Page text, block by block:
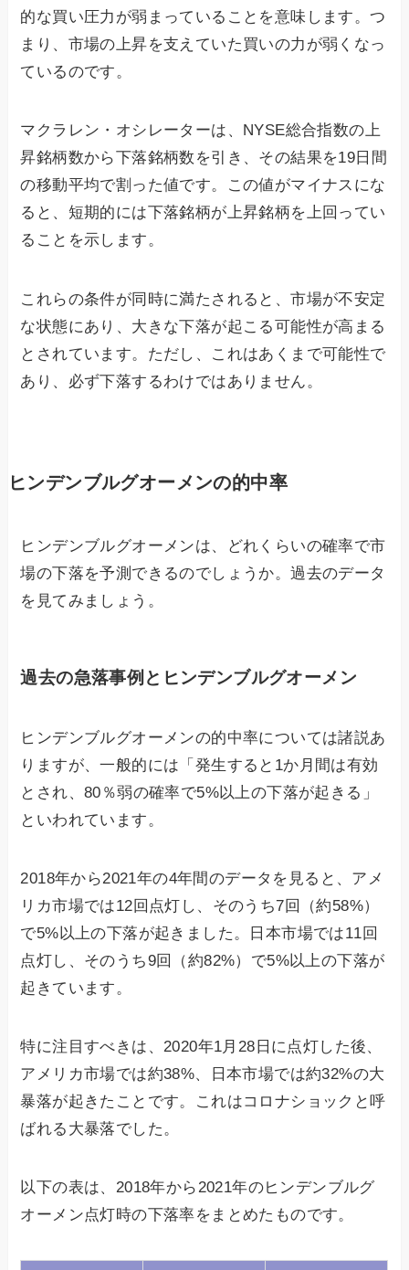
的な買い圧力が弱まっていることを意味します。つ
まり、市場の上昇を支えていた買いの力が弱くなっ
ているのです。
マクラレン・オシレーターは、NYSE総合指数の上
昇銘柄数から下落銘柄数を引き、その結果を19日間
の移動平均で割った値です。この値がマイナスにな
ると、短期的には下落銘柄が上昇銘柄を上回ってい
ることを示します。
これらの条件が同時に満たされると、市場が不安定
な状態にあり、大きな下落が起こる可能性が高まる
とされています。ただし、これはあくまで可能性で
あり、必ず下落するわけではありません。
ヒンデンブルグオーメンの的中率
ヒンデンブルグオーメンは、どれくらいの確率で市
場の下落を予測できるのでしょうか。過去のデータ
を見てみましょう。
過去の急落事例とヒンデンブルグオーメン
ヒンデンブルグオーメンの的中率については諸説あ
りますが、一般的には「発生すると1か月間は有効
とされ、80％弱の確率で5%以上の下落が起きる」
といわれています。
2018年から2021年の4年間のデータを見ると、アメ
リカ市場では12回点灯し、そのうち7回（約58%）
で5%以上の下落が起きました。日本市場では11回
点灯し、そのうち9回（約82%）で5%以上の下落が
起きています。
特に注目すべきは、2020年1月28日に点灯した後、
アメリカ市場では約38%、日本市場では約32%の大
暴落が起きたことです。これはコロナショックと呼
ばれる大暴落でした。
以下の表は、2018年から2021年のヒンデンブルグ
オーメン点灯時の下落率をまとめたものです。